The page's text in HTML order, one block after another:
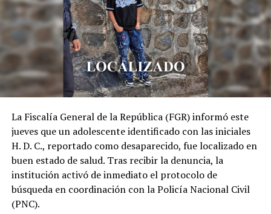
La Fiscalía General de la República (FGR) informó este
jueves que un adolescente identificado con las iniciales
H. D. C., reportado como desaparecido, fue localizado en
buen estado de salud. Tras recibir la denuncia, la
institución activó de inmediato el protocolo de
búsqueda en coordinación con la Policía Nacional Civil
(PNC).